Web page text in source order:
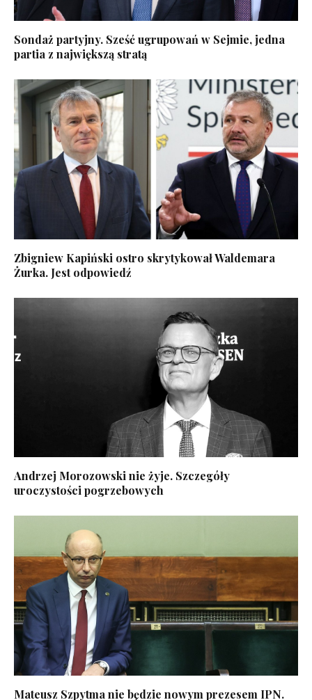
Sondaż partyjny. Sześć ugrupowań w Sejmie, jedna
partia z największą stratą
Zbigniew Kapiński ostro skrytykował Waldemara
Żurka. Jest odpowiedź
Andrzej Morozowski nie żyje. Szczegóły
uroczystości pogrzebowych
Mateusz Szpytma nie będzie nowym prezesem IPN.